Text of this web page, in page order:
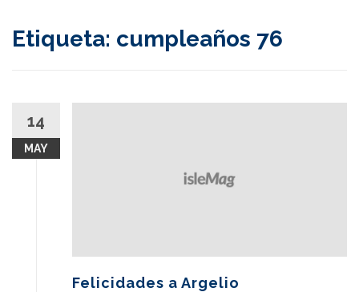
Etiqueta: cumpleaños 76
14
MAY
Felicidades a Argelio